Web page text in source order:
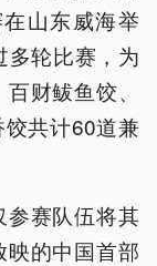
山东威海举
轮比赛，为
财鲅鱼饺、
共计60道兼
赛队伍将其
的中国首部